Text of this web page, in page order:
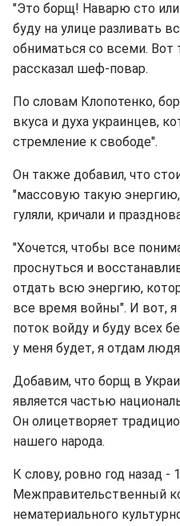
"Это борщ! Наварю сто
буду на улице разливать
обниматься со всеми. Вот
рассказал шеф-повар.
По словам Клопотенко,
вкуса и духа украинцев,
стремление к свободе".
Он также добавил, что
"массовую такую
гуляли, кричали и
"Хочется, чтобы все
проснуться и
отдать всю энергию,
все время войны". И вот,
поток войду и буду всех
у меня будет, я отдам
Добавим, что борщ в
является частью
Он олицетворяет
нашего народа.
К слову, ровно год назад -
Межправительственный
нематериального